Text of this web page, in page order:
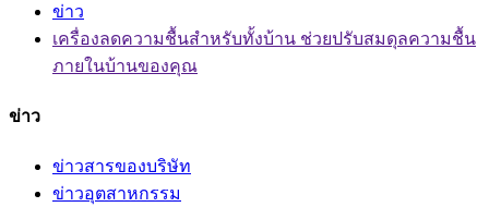
ข่าว
เครื่องลดความชื้นสำหรับทั้งบ้าน ช่วยปรับสมดุลความชื้น
ภายในบ้านของคุณ
ข่าว
ข่าวสารของบริษัท
ข่าวอุตสาหกรรม